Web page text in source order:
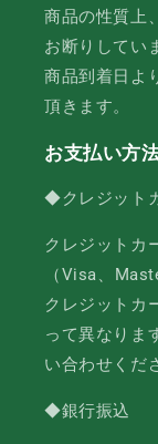
商品の性質上
お断りしてい
商品到着日よ
頂きます。
お支払い方
◆クレジット
クレジットカ
（Visa、
クレジットカ
って異なりま
い合わせくだ
◆銀行振込